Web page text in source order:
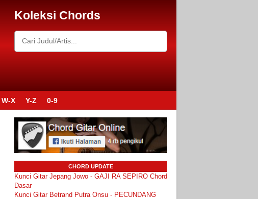
Koleksi Chords
W-X Y-Z 0-9
CHORD UPDATE
Kunci Gitar Jepang Jowo - GAJI RA SEPIRO Chord
Dasar
Kunci Gitar Betrand Putra Onsu - PECUNDANG